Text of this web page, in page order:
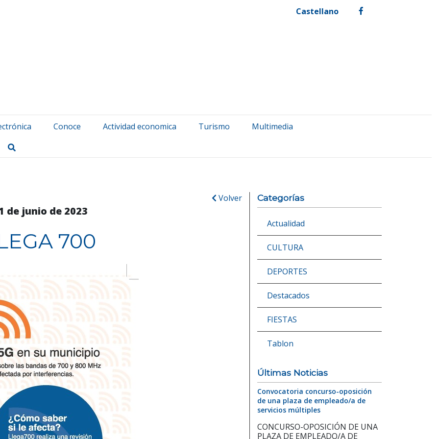
Castellano facebook
Conoce Actividad economica Turismo
Multimedia
Volver
de junio de 2023
700
Categorías
Actualidad
CULTURA
DEPORTES
Destacados
FIESTAS
Tablon
Últimas Noticias
Convocatoria concurso-oposición
de una plaza de empleado/a de
servicios múltiples
CONCURSO-OPOSICIÓN DE UNA
PLAZA DE EMPLEADO/A DE